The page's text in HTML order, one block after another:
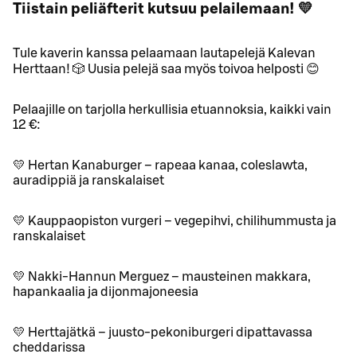
Tiistain peliäfterit kutsuu pelailemaan! 💛
Tule kaverin kanssa pelaamaan lautapelejä Kalevan
Herttaan! 🎲 Uusia pelejä saa myös toivoa helposti 😊
Pelaajille on tarjolla herkullisia etuannoksia, kaikki vain
12 €:
💛 Hertan Kanaburger – rapeaa kanaa, coleslawta,
auradippiä ja ranskalaiset
💛 Kauppaopiston vurgeri – vegepihvi, chilihummusta ja
ranskalaiset
💛 Nakki-Hannun Merguez – mausteinen makkara,
hapankaalia ja dijonmajoneesia
💛 Herttajätkä – juusto-pekoniburgeri dipattavassa
cheddarissa